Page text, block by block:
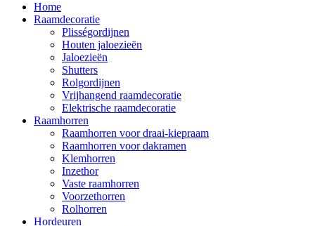
Home
Raamdecoratie
Plisségordijnen
Houten jaloezieën
Jaloezieën
Shutters
Rolgordijnen
Vrijhangend raamdecoratie
Elektrische raamdecoratie
Raamhorren
Raamhorren voor draai-kiepraam
Raamhorren voor dakramen
Klemhorren
Inzethor
Vaste raamhorren
Voorzethorren
Rolhorren
Hordeuren